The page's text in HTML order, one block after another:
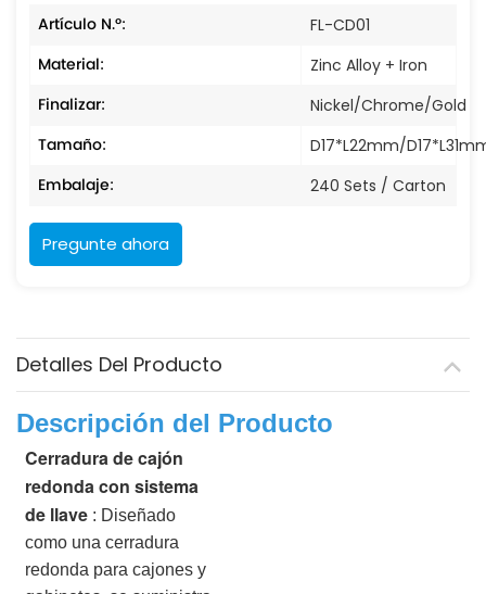
Artículo N.º: FL-CD01
Material: Zinc Alloy + Iron
Finalizar: Nickel/Chrome/Gold
Tamaño: D17*L22mm/
Embalaje: 240 Sets / Carton
Pregunte ahora
Detalles Del Producto
Descripción del Producto
Cerradura de cajón
redonda con sistema
de llave : Diseñado
como una cerradura
redonda para cajones y